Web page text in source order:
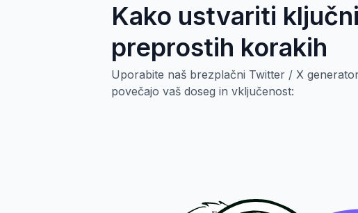
Kako ustvariti
preprostih korakih
Uporabite naš brezplačni Twitter / X
povečajo vaš doseg in vključenost: